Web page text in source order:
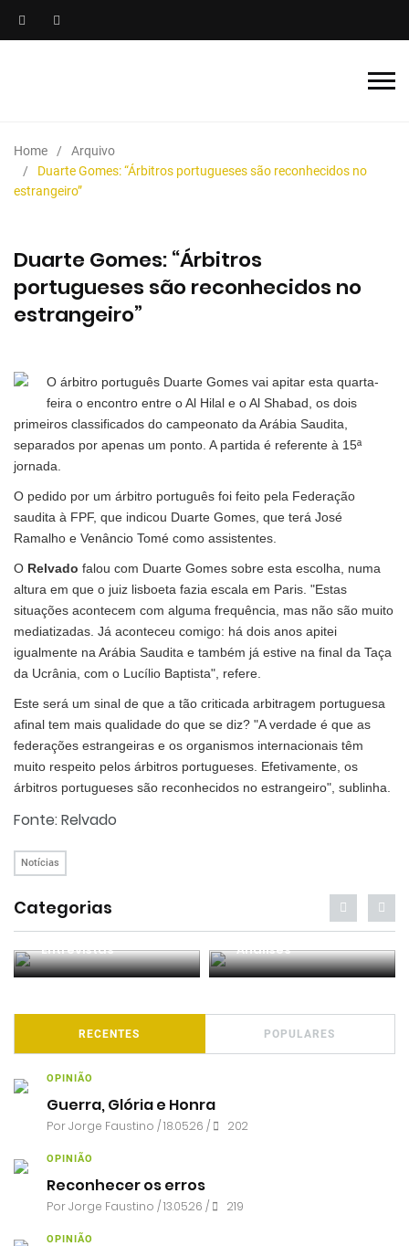
Home
Arquivo
Duarte Gomes: “Árbitros portugueses são reconhecidos no
estrangeiro”
Duarte Gomes: “Árbitros
portugueses são reconhecidos no
estrangeiro”
O árbitro português Duarte Gomes vai apitar esta quarta-
feira o encontro entre o Al Hilal e o Al Shabad, os dois
primeiros classificados do campeonato da Arábia Saudita,
separados por apenas um ponto. A partida é referente à 15ª
jornada.
O pedido por um árbitro português foi feito pela Federação
saudita à FPF, que indicou Duarte Gomes, que terá José
Ramalho e Venâncio Tomé como assistentes.
O Relvado falou com Duarte Gomes sobre esta escolha, numa
altura em que o juiz lisboeta fazia escala em Paris. "Estas
situações acontecem com alguma frequência, mas não são muito
mediatizadas. Já aconteceu comigo: há dois anos apitei
igualmente na Arábia Saudita e também já estive na final da Taça
da Ucrânia, com o Lucílio Baptista", refere.
Este será um sinal de que a tão criticada arbitragem portuguesa
afinal tem mais qualidade do que se diz? "A verdade é que as
federações estrangeiras e os organismos internacionais têm
muito respeito pelos árbitros portugueses. Efetivamente, os
árbitros portugueses são reconhecidos no estrangeiro", sublinha.
Fonte: Relvado
Notícias
Categorias
Entrevistas Análises
RECENTES POPULARES
OPINIÃO
Guerra, Glória e Honra
PorJorge Faustino / 18.05.26 / 202
OPINIÃO
Reconhecer os erros
PorJorge Faustino / 13.05.26 / 219
OPINIÃO